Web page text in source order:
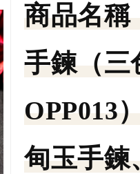
商品名稱
手鍊（三
OPP013
甸玉手鍊